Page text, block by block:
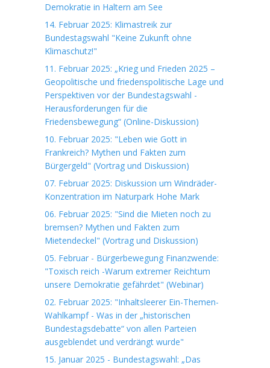
Demokratie in Haltern am See
14. Februar 2025: Klimastreik zur
Bundestagswahl "Keine Zukunft ohne
Klimaschutz!"
11. Februar 2025: „Krieg und Frieden 2025 –
Geopolitische und friedenspolitische Lage und
Perspektiven vor der Bundestagswahl -
Herausforderungen für die
Friedensbewegung“ (Online-Diskussion)
10. Februar 2025: "Leben wie Gott in
Frankreich? Mythen und Fakten zum
Bürgergeld" (Vortrag und Diskussion)
07. Februar 2025: Diskussion um Windräder-
Konzentration im Naturpark Hohe Mark
06. Februar 2025: "Sind die Mieten noch zu
bremsen? Mythen und Fakten zum
Mietendeckel" (Vortrag und Diskussion)
05. Februar - Bürgerbewegung Finanzwende:
"Toxisch reich -Warum extremer Reichtum
unsere Demokratie gefährdet" (Webinar)
02. Februar 2025: "Inhaltsleerer Ein-Themen-
Wahlkampf - Was in der „historischen
Bundestagsdebatte“ von allen Parteien
ausgeblendet und verdrängt wurde"
15. Januar 2025 - Bundestagswahl: „Das